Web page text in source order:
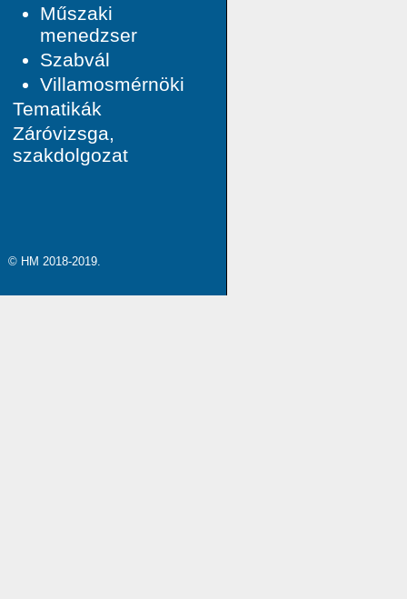
Műszaki
menedzser
Szabvál
Villamosmérnöki
Tematikák
Záróvizsga,
szakdolgozat
© HM 2018-2019.